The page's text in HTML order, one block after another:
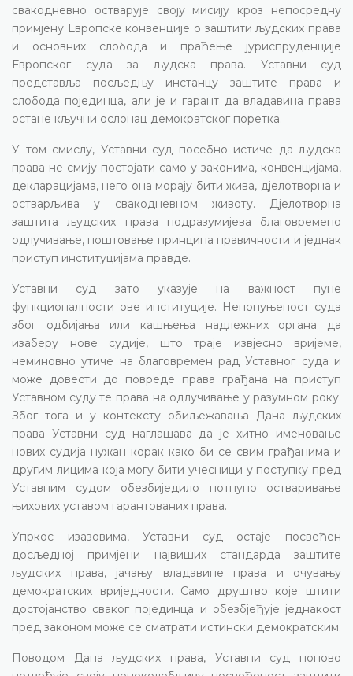
свакодневно остварује своју мисију кроз непосредну
примјену Европске конвенције о заштити људских права
и основних слобода и праћење јуриспруденције
Европског суда за људска права. Уставни суд
представља посљедњу инстанцу заштите права и
слобода појединца, али је и гарант да владавина права
остане кључни ослонац демократског поретка.
У том смислу, Уставни суд посебно истиче да људска
права не смију постојати само у законима, конвенцијама,
декларацијама, него она морају бити жива, дјелотворна и
остварљива у свакодневном животу. Дјелотворна
заштита људских права подразумијева благовремено
одлучивање, поштовање принципа правичности и једнак
приступ институцијама правде.
Уставни суд зато указује на важност пуне
функционалности ове институције. Непопуњеност суда
због одбијања или кашњења надлежних органа да
изаберу нове судије, што траје извјесно вријеме,
неминовно утиче на благовремен рад Уставног суда и
може довести до повреде права грађана на приступ
Уставном суду те права на одлучивање у разумном року.
Због тога и у контексту обиљежавања Дана људских
права Уставни суд наглашава да је хитно именовање
нових судија нужан корак како би се свим грађанима и
другим лицима која могу бити учесници у поступку пред
Уставним судом обезбиједило потпуно остваривање
њихових уставом гарантованих права.
Упркос изазовима, Уставни суд остаје посвећен
досљедној примјени највиших стандарда заштите
људских права, јачању владавине права и очувању
демократских вриједности. Само друштво које штити
достојанство сваког појединца и обезбјеђује једнакост
пред законом може се сматрати истински демократским.
Поводом Дана људских права, Уставни суд поново